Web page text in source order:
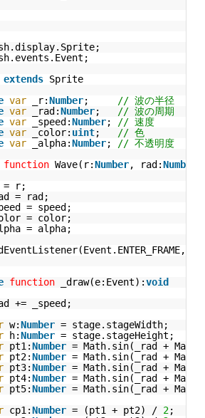
extends Sprite
var _r:Number;
// 波の半径
var _rad:Number;
// 波の周期
var _speed:Number;
// 速度
var _color: uint;
// 色
var _alpha:Number;
// 不透明度
function Wave(r:Number, rad:Number
= r;
= rad;
= speed;
= color;
= alpha;
function _draw(e:Event):void
+= _speed;
w:Number = stage.stageWidth;
h:Number = stage.stageHeight;
pt1:Number = Math.sin(_rad +
pt2:Number = Math.sin(_rad +
pt3:Number = Math.sin(_rad +
pt4:Number = Math.sin(_rad +
pt5:Number = Math.sin(_rad +
cp1:Number = (pt1 + pt2) / 2;